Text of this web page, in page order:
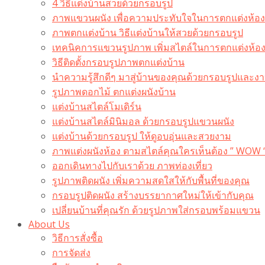
4 วิธีแต่งบ้านสวยด้วยกรอบรูป
ภาพแขวนผนัง เพื่อความประทับใจในการตกแต่งห้อง
ภาพตกแต่งบ้าน วิธีแต่งบ้านให้สวยด้วยกรอบรูป
เทคนิคการแขวนรูปภาพ เพิ่มสไตล์ในการตกแต่งห้อง
วิธีติดตั้งกรอบรูปภาพตกแต่งบ้าน
นำความรู้สึกดีๆ มาสู่บ้านของคุณด้วยกรอบรูปและง
รูปภาพดอกไม้ ตกแต่งผนังบ้าน
แต่งบ้านสไตล์โมเดิร์น
แต่งบ้านสไตล์มินิมอล ด้วยกรอบรูปแขวนผนัง
แต่งบ้านด้วยกรอบรูป ให้ดูอบอุ่นและสวยงาม
ภาพแต่งผนังห้อง ตามสไตล์คุณใครเห็นต้อง ” WOW
ออกเดินทางไปกับเราด้วย ภาพท่องเที่ยว
รูปภาพติดผนัง เพิ่มความสดใสให้กับพื้นที่ของคุณ
กรอบรูปติดผนัง สร้างบรรยากาศใหม่ให้เข้ากับคุณ
เปลี่ยนบ้านที่คุณรัก ด้วยรูปภาพใส่กรอบพร้อมแขวน​
About Us
วิธีการสั่งซื้อ
การจัดส่ง